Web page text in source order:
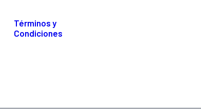
Términos y
Condiciones